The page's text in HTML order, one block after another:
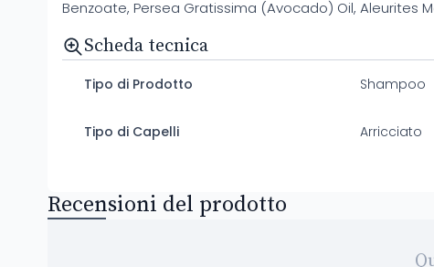
Benzoate, Persea Gratissima (Avocado) Oil, Aleurites
Scheda tecnica
Tipo di Prodotto Shampoo
Tipo di Capelli Arricciato
Recensioni del prodotto